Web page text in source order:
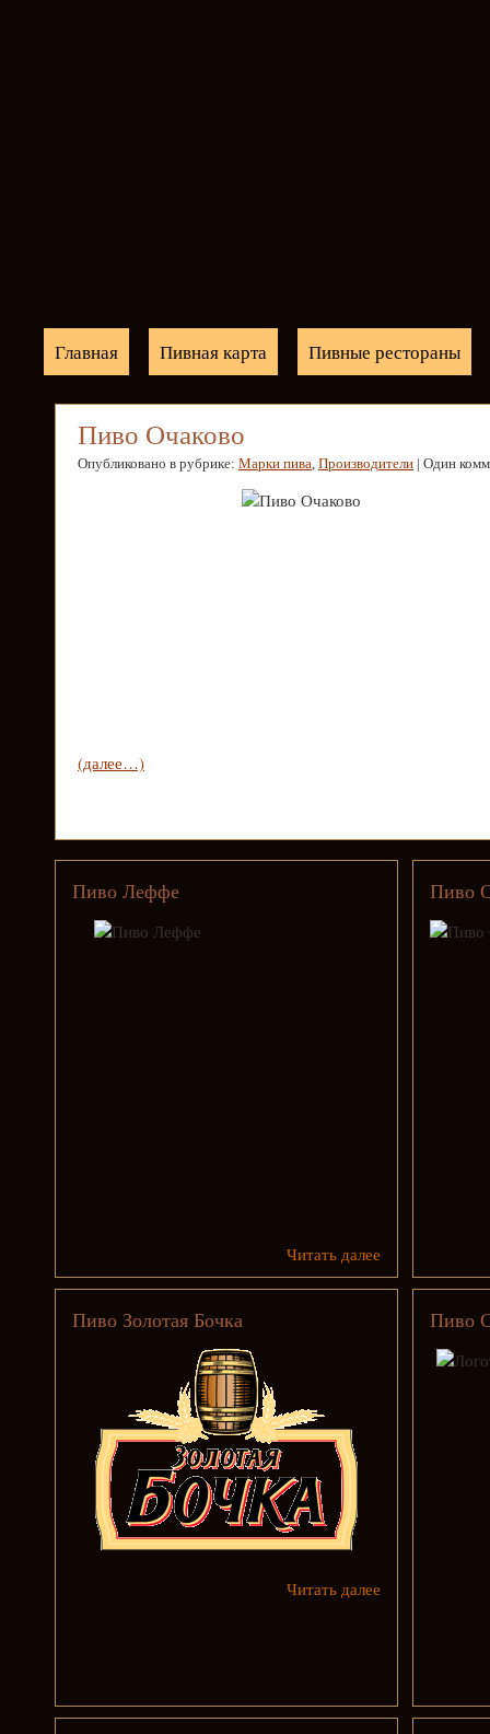
Главная Пивная карта Пивные рестораны
Пиво Очаково
Опубликовано в рубрике: Марки пива, Производители | Один
(далее…)
Пиво Леффе
Читать далее
Пиво
Пиво Золотая Бочка
Читать далее
Пиво